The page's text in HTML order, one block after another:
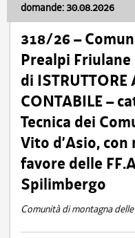
domande: 30.08.2026
318/26 –
Prealpi
di
CONTABILE –
Tecnica dei
Vito d’Asio,
favore delle
Spilimbergo
Comunità di montagna